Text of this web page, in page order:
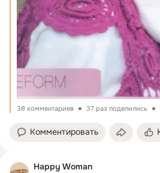
38 комментариев 37 раз поделились
Комментировать
Happy Woman